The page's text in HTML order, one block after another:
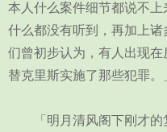
本人什么案件细节都说不
什么都没有听到，再加上
们曾初步认为，有人出现
替克里斯实施了那些犯罪。
「明月清风阁下刚才的